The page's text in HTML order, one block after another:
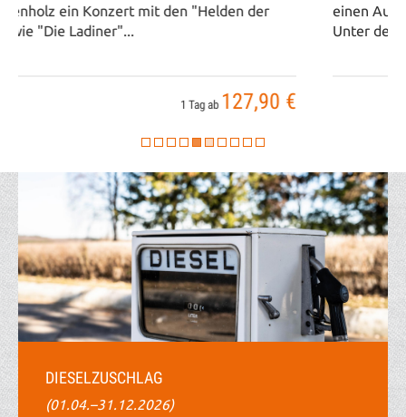
einen Auftritt der Formation "Die Stimmen der Berge".
Unter dem Motto Klassik küsst Schlager...
1 Tag ab
DIESELZUSCHLAG
(01.04.–31.12.2026)